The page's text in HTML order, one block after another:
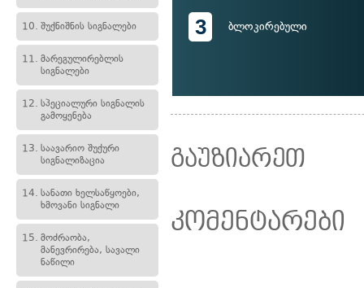
10. შუქნიშნის სიგნალები
11. მარეგულირებლის
სიგნალები
12. სპეციალური სიგნალის
გამოყენება
13. საავარიო შუქური
სიგნალიზაცია
14. სანათი ხელსაწყოები,
ხმოვანი სიგნალი
15. მოძრაობა,
მანევრირება, სავალი
ნაწილი
3 ბლოკირებული
გაუზიარეთ
კომენტარები